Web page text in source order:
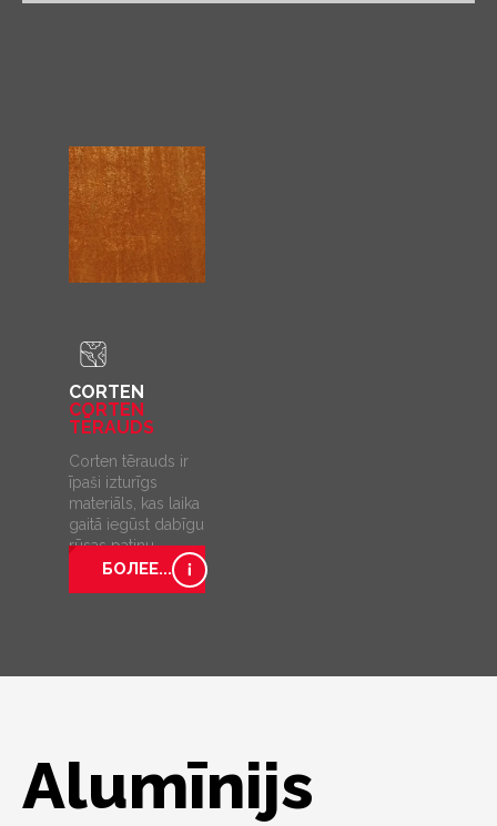
CORTEN
CORTEN
TĒRAUDS
Corten tērauds ir
īpaši izturīgs
materiāls, kas laika
gaitā iegūst dabīgu
rūsas patinu
БОЛЕЕ...
Alumīnijs